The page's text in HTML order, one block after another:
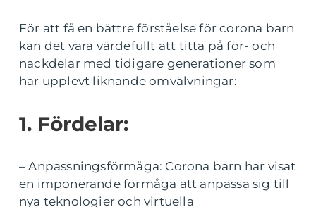
För att få en bättre förståelse för corona barn
kan det vara värdefullt att titta på för- och
nackdelar med tidigare generationer som
har upplevt liknande omvälvningar:
1. Fördelar:
– Anpassningsförmåga: Corona barn har visat
en imponerande förmåga att anpassa sig till
nya teknologier och virtuella